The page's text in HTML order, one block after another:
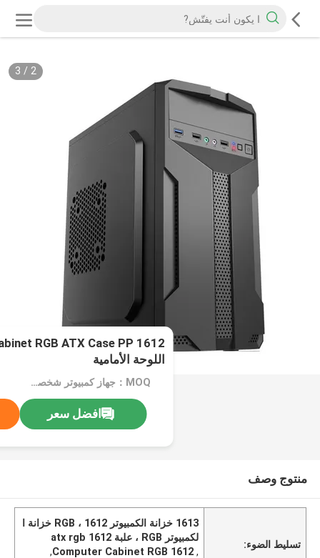
2
/
3
Cabinet RGB ATX Case PP
اللوحة الأمامية
MOQ：جهاز كمبيوتر شخصى 1000
افضل سعر
منتوج وصف
تسليط الضوء:
1613 خزانة الكمبيوتر RGB ، 1612 خزانة ا
لكمبيوتر RGB ، علبة 1612 atx rgb
,
1612 Computer Cabinet RGB
,